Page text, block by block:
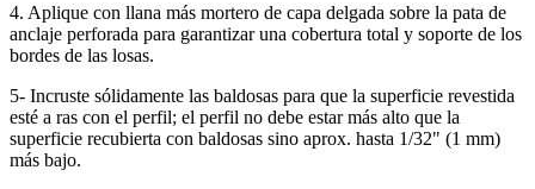
4. Aplique con llana más mortero de capa delgada sobre la pata de
anclaje perforada para garantizar una cobertura total y soporte de los
bordes de las losas.
5- Incruste sólidamente las baldosas para que la superficie revestida
esté a ras con el perfil; el perfil no debe estar más alto que la
superficie recubierta con baldosas sino aprox. hasta 1/32" (1 mm)
más bajo.